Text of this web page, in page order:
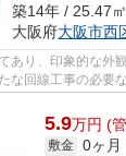
築14年 / 25.47㎡
大阪府大阪市西
あり、印象的な外
な回線工事の必要
に立地する...
5.9万円 (
敷金 0ヶ月